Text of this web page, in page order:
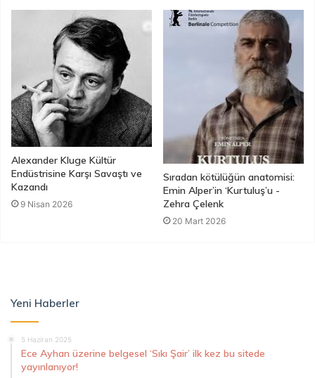
Alexander Kluge Kültür
Endüstrisine Karşı Savaştı ve
Kazandı
9 Nisan 2026
Sıradan kötülüğün anatomisi:
Emin Alper’in ‘Kurtuluş’u -
Zehra Çelenk
20 Mart 2026
Yeni Haberler
5 Haziran 2025
Ece Ayhan üzerine belgesel ‘Sıkı Şair’ ilk kez bu sitede
yayınlanıyor!